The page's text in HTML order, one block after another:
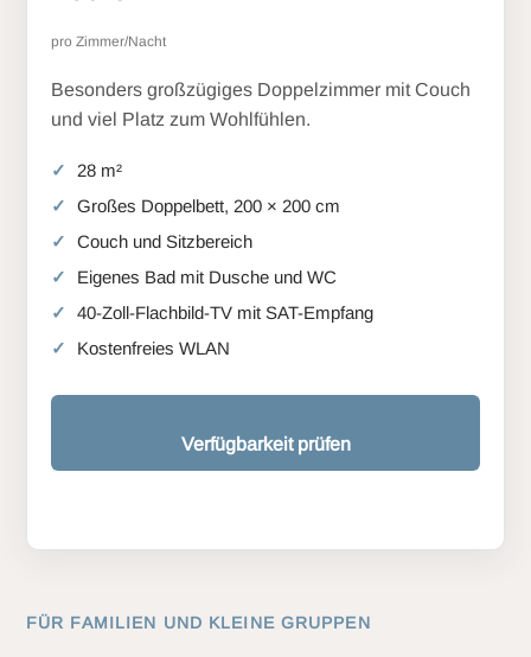
pro Zimmer/Nacht
Besonders großzügiges Doppelzimmer mit Couch
und viel Platz zum Wohlfühlen.
28 m²
Großes Doppelbett, 200 × 200 cm
Couch und Sitzbereich
Eigenes Bad mit Dusche und WC
40-Zoll-Flachbild-TV mit SAT-Empfang
Kostenfreies WLAN
Verfügbarkeit prüfen
FÜR FAMILIEN UND KLEINE GRUPPEN